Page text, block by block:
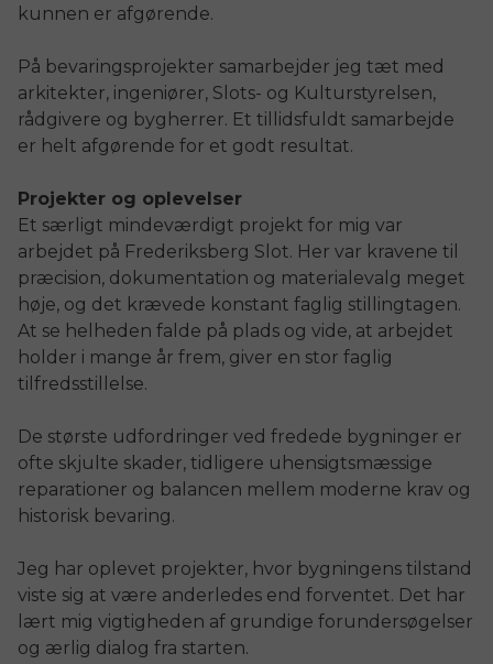
kunnen er afgørende.
På bevaringsprojekter samarbejder jeg tæt med
arkitekter, ingeniører, Slots- og Kulturstyrelsen,
rådgivere og bygherrer. Et tillidsfuldt samarbejde
er helt afgørende for et godt resultat.
Projekter og oplevelser
Et særligt mindeværdigt projekt for mig var
arbejdet på Frederiksberg Slot. Her var kravene til
præcision, dokumentation og materialevalg meget
høje, og det krævede konstant faglig stillingtagen.
At se helheden falde på plads og vide, at arbejdet
holder i mange år frem, giver en stor faglig
tilfredsstillelse.
De største udfordringer ved fredede bygninger er
ofte skjulte skader, tidligere uhensigtsmæssige
reparationer og balancen mellem moderne krav og
historisk bevaring.
Jeg har oplevet projekter, hvor bygningens tilstand
viste sig at være anderledes end forventet. Det har
lært mig vigtigheden af grundige forundersøgelser
og ærlig dialog fra starten.